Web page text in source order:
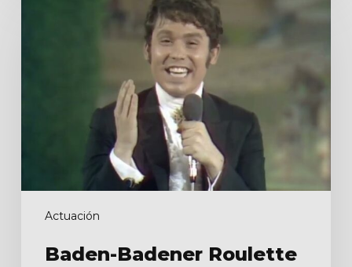
Actuación
Baden-Badener Roulette